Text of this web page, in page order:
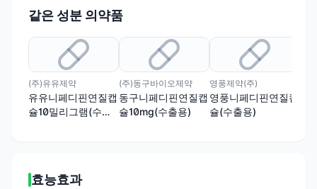
같은 성분 의약품
(주)유유제약
유유니페디핀연질캡
슐10밀리그램(수출
(주)동구바이오제약
동구니페디핀연질캡
슐10mg(수출용)
영풍제약(주)
영풍니페디핀연질캡
슐(수출용)
효능효과